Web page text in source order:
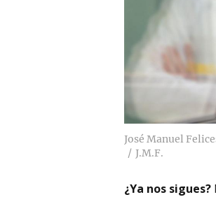
José Manuel
J.M.F.
¿Ya nos sigues?